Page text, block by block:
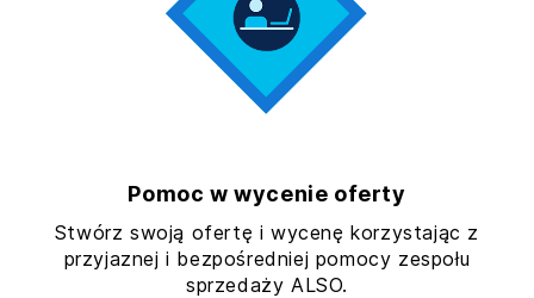
Pomoc w wycenie oferty
Stwórz swoją ofertę i wycenę korzystając z
przyjaznej i bezpośredniej pomocy zespołu
sprzedaży ALSO.